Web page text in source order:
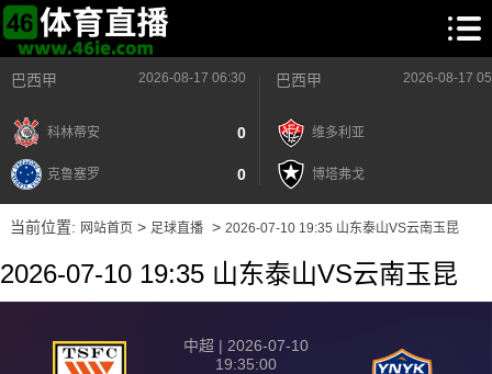
巴西甲 2026-08-17 06:30
科林蒂安 0
克鲁塞罗 0
巴西甲 2026-08-17
维多利亚
博塔弗戈
当前位置: 网站首页> 足球直播> 2026-07-10 19:35 山东泰山VS云南玉昆
2026-07-10 19:35 山东泰山VS云南玉昆
中超 | 2026-07-10
19:35:00